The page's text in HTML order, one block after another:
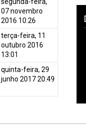
07 novembro
2016 10:26
terça-feira, 11
outubro 2016
13:01
quinta-feira, 29
junho 2017 20:49